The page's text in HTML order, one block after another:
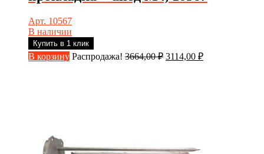
Арт. 10567
В наличии
Купить в 1 клик
В корзину Распродажа! 3664,00₽ Первоначальная
3114,00 ₽Текущая